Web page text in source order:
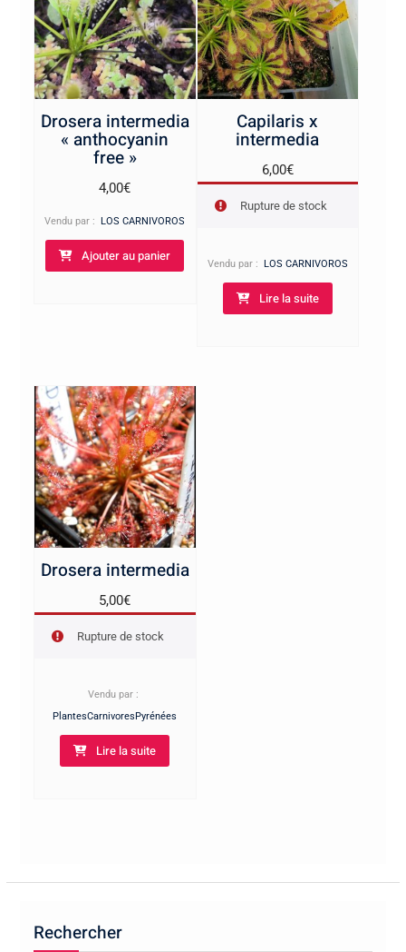
Drosera intermedia
« anthocyanin
free »
4,00€
Vendu par : LOS CARNIVOROS
Ajouter au panier
Capilaris x
intermedia
6,00€
Rupture de stock
Vendu par : LOS CARNIVOROS
Lire la suite
Drosera intermedia
5,00€
Rupture de stock
Vendu par :
PlantesCarnivoresPyrénées
Lire la suite
Rechercher